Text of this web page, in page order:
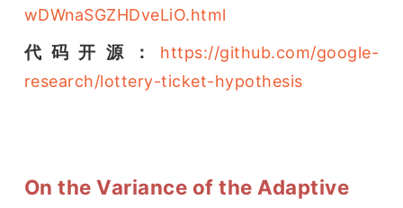
wDWnaSGZHDveLiO.html
代码开源：
https://github.com/google-
research/lottery-ticket-hypothesis
On the Variance of the Adaptive